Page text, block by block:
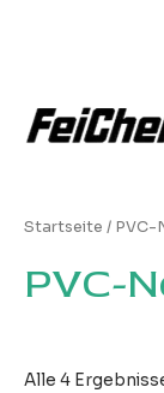
Startseite / PVC-
PVC-
Alle 4